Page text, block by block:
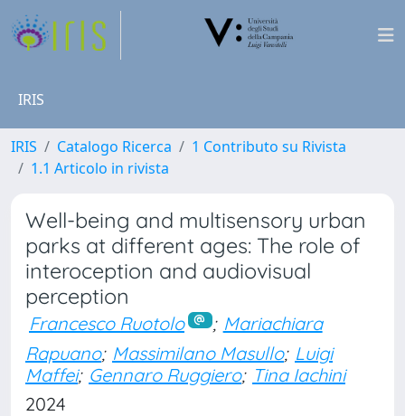
IRIS
IRIS Catalogo Ricerca
1 Contributo su Rivista
1.1 Articolo in rivista
Well-being and multisensory urban
parks at different ages: The role of
interoception and audiovisual
perception
Francesco Ruotolo ; Mariachiara
Rapuano; Massimilano Masullo; Luigi
Maffei; Gennaro Ruggiero; Tina Iachini
2024